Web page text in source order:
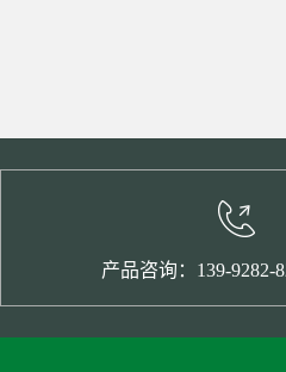
产品咨询：139-9282-